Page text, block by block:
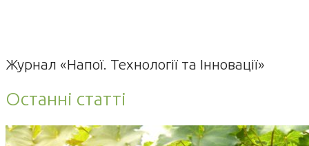
Журнал «Напої. Технології та Інновації»
Останні статті